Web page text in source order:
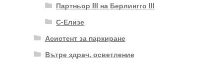
Партньор III на Берлингго III
С-Елизе
Асистент за паркиране
Вътре здрач. осветление